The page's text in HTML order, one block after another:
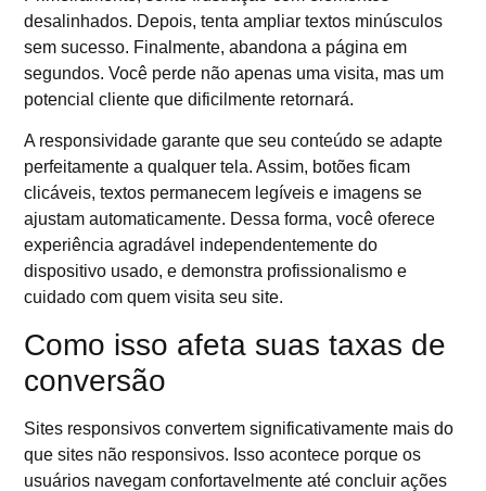
desalinhados. Depois, tenta ampliar textos minúsculos
sem sucesso. Finalmente, abandona a página em
segundos. Você perde não apenas uma visita, mas um
potencial cliente que dificilmente retornará.
A responsividade garante que seu conteúdo se adapte
perfeitamente a qualquer tela. Assim, botões ficam
clicáveis, textos permanecem legíveis e imagens se
ajustam automaticamente. Dessa forma, você oferece
experiência agradável independentemente do
dispositivo usado, e demonstra profissionalismo e
cuidado com quem visita seu site.
Como isso afeta suas taxas de
conversão
Sites responsivos convertem significativamente mais do
que sites não responsivos. Isso acontece porque os
usuários navegam confortavelmente até concluir ações